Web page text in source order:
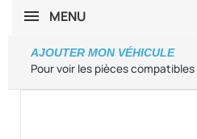
MENU
Pour voir les pièces compatibles
AJOUTER MON VÉHICULE